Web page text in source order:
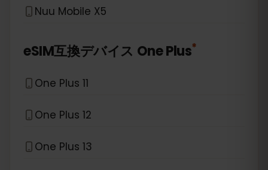
Nuu Mobile X5
eSIM互換デバイス One Plus*
One Plus 11
One Plus 12
One Plus 13